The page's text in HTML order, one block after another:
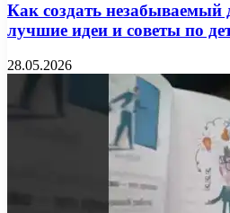
Как создать незабываемый
лучшие идеи и советы по
28.05.2026